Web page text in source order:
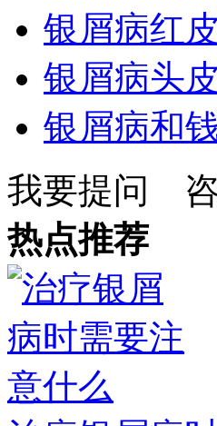
银屑病红
银屑病头
银屑病和
我要提问
热点推荐